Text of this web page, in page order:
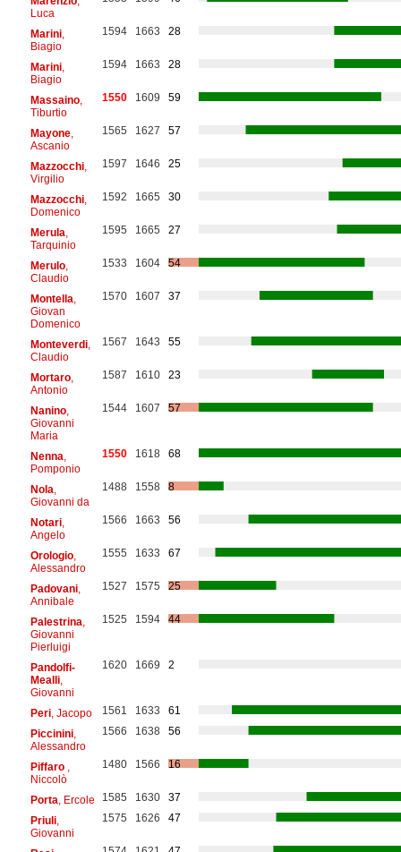
Luca
Marini,
Biagio
1594 1663 28
Marini,
Biagio
1594 1663 28
Massaino,
Tiburtio
1550 1609 59
Mayone,
Ascanio
1565 1627 57
Mazzocchi,
Virgilio
1597 1646 25
Mazzocchi,
Domenico
1592 1665 30
Merula
Tarquinio
1595 1665 27
Merulo,
Claudio
1533 1604 54
Montella
Giovan
Domenico
1570 1607 37
Monteverdi,
Claudio
1567 1643 55
Mortaro,
Antonio
1587 1610 23
Nanino,
Giovanni
Maria
1544 1607 57
Nenna
Pomponio
1550 1618 68
Nola
Giovanni da
1488 1558 8
Notari,
Angelo
1566 1663 56
Orologio,
Alessandro
1555 1633 67
Padovani,
Annibale
1527 1575 25
Palestrina
Giovanni
Pierluigi
1525 1594 44
Pandolfi-
Mealli,
Giovanni
1620 1669 2
Peri, Jacopo 1561 1633
61
Piccinini,
Alessandro
1566 1638 56
Piffaro
Niccolò
1480 1566 16
Porta , Ercole 1585 1630
37
Priuli,
Giovanni
1575 1626 47